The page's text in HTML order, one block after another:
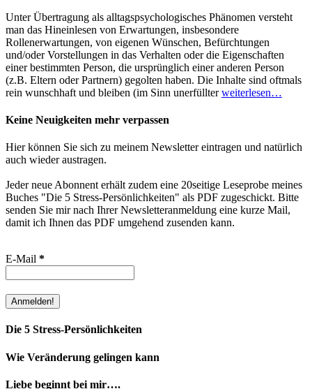
Unter Übertragung als alltagspsychologisches Phänomen versteht
man das Hineinlesen von Erwartungen, insbesondere
Rollenerwartungen, von eigenen Wünschen, Befürchtungen
und/oder Vorstellungen in das Verhalten oder die Eigenschaften
einer bestimmten Person, die ursprünglich einer anderen Person
(z.B. Eltern oder Partnern) gegolten haben. Die Inhalte sind oftmals
rein wunschhaft und bleiben (im Sinn unerfüllterweiterlesen…
Keine Neuigkeiten mehr verpassen
Hier können Sie sich zu meinem Newsletter eintragen und natürlich
auch wieder austragen.
Jeder neue Abonnent erhält zudem eine 20seitige Leseprobe meines
Buches "Die 5 Stress-Persönlichkeiten" als PDF zugeschickt. Bitte
senden Sie mir nach Ihrer Newsletteranmeldung eine kurze Mail,
damit ich Ihnen das PDF umgehend zusenden kann.
E-Mail *
Die 5 Stress-Persönlichkeiten
Wie Veränderung gelingen kann
Liebe beginnt bei mir….